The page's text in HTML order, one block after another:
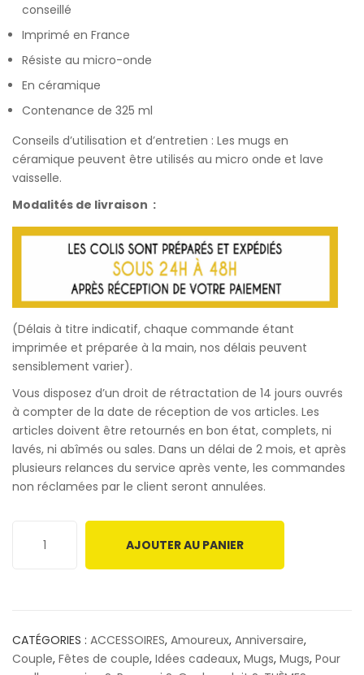
conseillé
Imprimé en France
Résiste au micro-onde
En céramique
Contenance de 325 ml
Conseils d’utilisation et d’entretien : Les mugs en
céramique peuvent être utilisés au micro onde et lave
vaisselle.
Modalités de livraison :
(Délais à titre indicatif, chaque commande étant
imprimée et préparée à la main, nos délais peuvent
sensiblement varier).
Vous disposez d’un droit de rétractation de 14 jours ouvrés
à compter de la date de réception de vos articles. Les
articles doivent être retournés en bon état, complets, ni
lavés, ni abîmés ou sales. Dans un délai de 2 mois, et après
plusieurs relances du service après vente, les commandes
non réclamées par le client seront annulées.
AJOUTER AU PANIER
CATÉGORIES : ACCESSOIRES, Amoureux, Anniversaire,
Couple, Fêtes de couple, Idées cadeaux, Mugs, Mugs, Pour